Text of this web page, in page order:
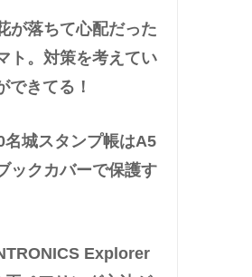
が落ちて心配だった
ト。対策を考えてい
できてる！
名城スタンプ帳はA5
ックカバーで保護す
Explorer